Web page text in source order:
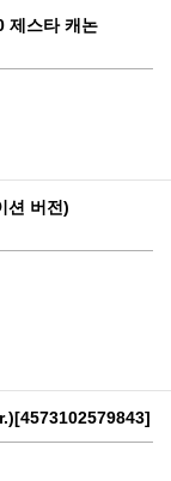
제스타 캐논
션 버전)